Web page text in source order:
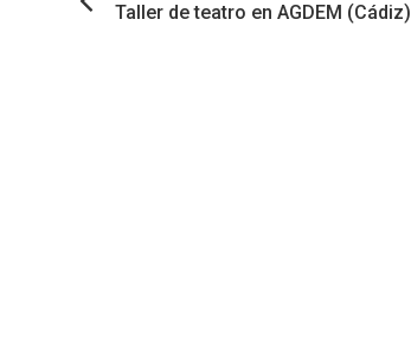
Taller de teatro en AGDEM (Cádiz)